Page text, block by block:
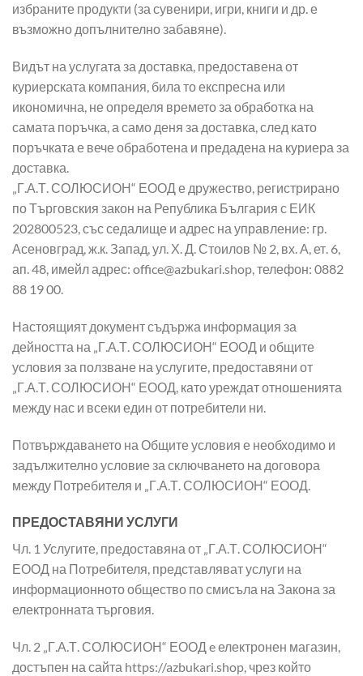
избраните продукти (за сувенири, игри, книги и др. е
възможно допълнително забавяне).
Видът на услугата за доставка, предоставена от
куриерската компания, била то експресна или
икономична, не определя времето за обработка на
самата поръчка, а само деня за доставка, след като
поръчката е вече обработена и предадена на куриера за
доставка.
„Г.А.Т. СОЛЮСИОН“ ЕООД е дружество, регистрирано
по Търговския закон на Република България с ЕИК
202800523, със седалище и адрес на управление: гр.
Асеновград, ж.к. Запад, ул. Х. Д. Стоилов № 2, вх. А, ет. 6,
ап. 48, имейл адрес: office@azbukari.shop, телефон: 0882
88 19 00.
Настоящият документ съдържа информация за
дейността на „Г.А.Т. СОЛЮСИОН“ ЕООД и общите
условия за ползване на услугите, предоставяни от
„Г.А.Т. СОЛЮСИОН“ ЕООД, като уреждат отношенията
между нас и всеки един от потребители ни.
Потвърждаването на Общите условия е необходимо и
задължително условие за сключването на договора
между Потребителя и „Г.А.Т. СОЛЮСИОН“ ЕООД.
ПРЕДОСТАВЯНИ УСЛУГИ
Чл. 1 Услугите, предоставяна от „Г.А.Т. СОЛЮСИОН“
ЕООД на Потребителя, представляват услуги на
информационното общество по смисъла на Закона за
електронната търговия.
Чл. 2 „Г.А.Т. СОЛЮСИОН“ ЕООД e електронен магазин,
достъпен на сайта https://azbukari.shop, чрез който